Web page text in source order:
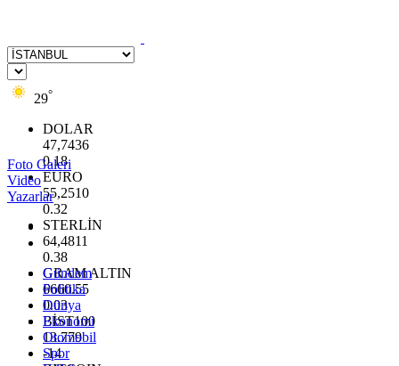
29°
DOLAR
47,7436
0.18
EURO
55,2510
0.32
STERLİN
64,4811
0.38
GRAM ALTIN
6660.55
0.03
BİST100
13.779
-14
Foto Galeri
Video
Yazarlar
Gündem
Politika
Dünya
Ekonomi
Otomobil
Spor